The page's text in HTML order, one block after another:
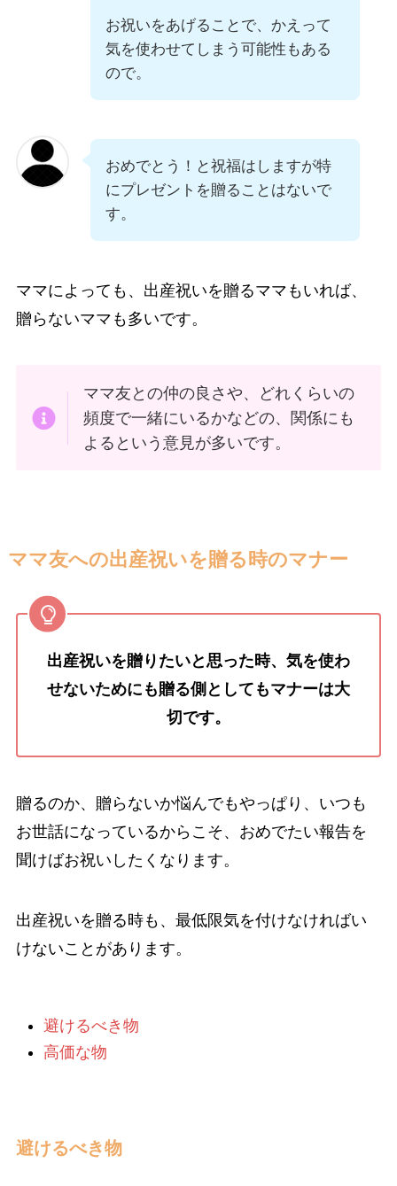
お祝いをあげることで、かえって
気を使わせてしまう可能性もある
ので。
おめでとう！と祝福はしますが特
にプレゼントを贈ることはないで
す。
ママによっても、出産祝いを贈るママもいれば、
贈らないママも多いです。
ママ友との仲の良さや、どれくらいの
頻度で一緒にいるかなどの、関係にも
よるという意見が多いです。
ママ友への出産祝いを贈る時のマナー
出産祝いを贈りたいと思った時、気を使わ
せないためにも贈る側としてもマナーは大
切です。
贈るのか、贈らないか悩んでもやっぱり、いつも
お世話になっているからこそ、おめでたい報告を
聞けばお祝いしたくなります。
出産祝いを贈る時も、最低限気を付けなければい
けないことがあります。
避けるべき物
高価な物
避けるべき物